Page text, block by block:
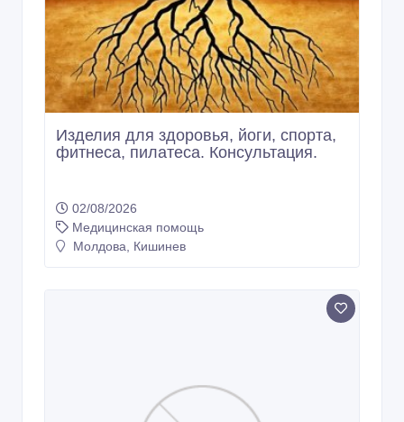
Изделия для здоровья, йоги, спорта,
фитнеса, пилатеса. Консультация.
02/08/2026
Медицинская помощь
Молдова, Кишинев